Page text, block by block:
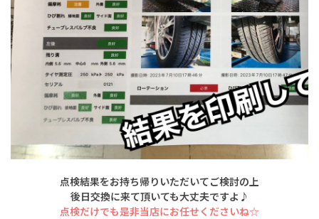
点検結果をお持ち帰りいただいてご検討の上
後日交換に来て頂いても大丈夫ですよ♪
点検だけでも是非当店にお任せくださいね☆